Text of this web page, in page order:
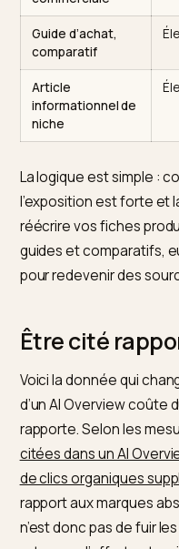
Quelles
priorité
Type de page
Fiche produit,
page panier
Page collection
commerciale
Article
informationnel de
La logique est simple
l’exposition est forte
réécrire vos fiches
guides et